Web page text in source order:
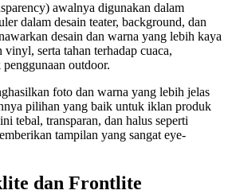
awalnya digunakan dalam
dalam desain teater, background, dan
desain dan warna yang lebih kaya
serta tahan terhadap cuaca,
outdoor.
foto dan warna yang lebih jelas
pilihan yang baik untuk iklan produk
tebal, transparan, dan halus seperti
tampilan yang sangat eye-
dan Frontlite